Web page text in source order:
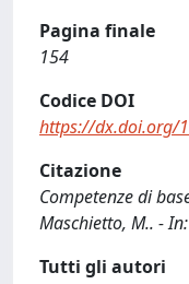
Pagina finale
154
Codice DOI
https://dx.doi.org/
Citazione
Competenze di
Maschietto, M.. -
Tutti gli autori